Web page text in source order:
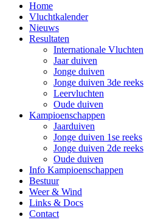
Home
Vluchtkalender
Nieuws
Resultaten
Internationale Vluchten
Jaar duiven
Jonge duiven
Jonge duiven 3de reeks
Leervluchten
Oude duiven
Kampioenschappen
Jaarduiven
Jonge duiven 1se reeks
Jonge duiven 2de reeks
Oude duiven
Info Kampioenschappen
Bestuur
Weer & Wind
Links & Docs
Contact